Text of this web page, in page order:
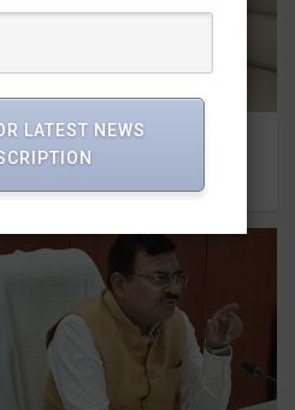
ने की शिष्टाचार भेंट
LATEST NEWS